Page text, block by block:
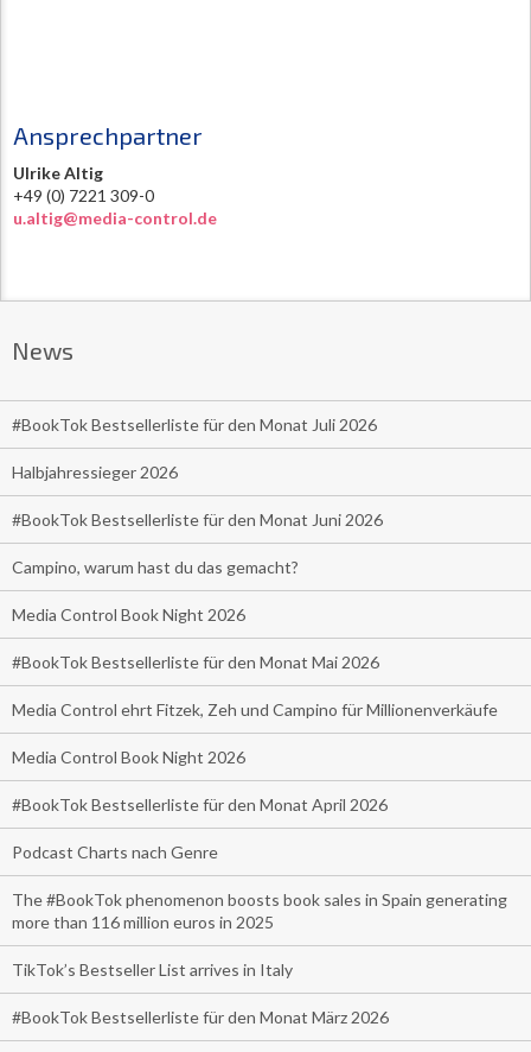
Ansprechpartner
Ulrike Altig
+49 (0) 7221 309-0
u.altig@media-control.de
News
#BookTok Bestsellerliste für den Monat Juli 2026
Halbjahressieger 2026
#BookTok Bestsellerliste für den Monat Juni 2026
Campino, warum hast du das gemacht?
Media Control Book Night 2026
#BookTok Bestsellerliste für den Monat Mai 2026
Media Control ehrt Fitzek, Zeh und Campino für Millionenverkäufe
Media Control Book Night 2026
#BookTok Bestsellerliste für den Monat April 2026
Podcast Charts nach Genre
The #BookTok phenomenon boosts book sales in Spain generating
more than 116 million euros in 2025
TikTok’s Bestseller List arrives in Italy
#BookTok Bestsellerliste für den Monat März 2026